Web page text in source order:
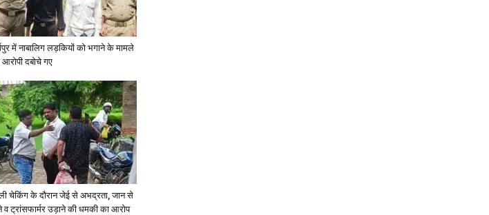
में नाबालिग लड़कियों को भगाने के मामले
आरोपी दबोचे गए
चेकिंग के दौरान जेई से अभद्रता, जान से
व ट्रांसफार्मर उड़ाने की धमकी का आरोप